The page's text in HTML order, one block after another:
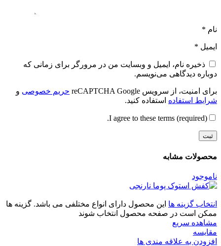
نام *
ایمیل *
ذخیره نام، ایمیل و وبسایت من در مرورگر برای زمانی که
دوباره دیدگاهی می‌نویسم.
برای امنیت، از سرویس reCAPTCHA Google حریم خصوصی و
شرایط استفاده استفاده کنید.
I agree to these terms (required).
محصولات مشابه
ناموجود
انتخاب گزینه ها این محصول دارای انواع مختلفی می باشد. گزینه ها
ممکن است در صفحه محصول انتخاب شوند
مشاهده سریع
مقایسه
افزودن به علاقه مندی ها